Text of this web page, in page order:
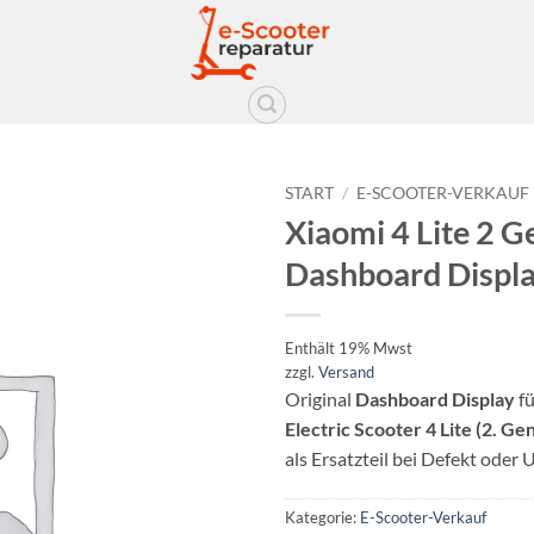
START / E-SCOOTER-VERKAUF
Xiaomi 4 Lite 2
Dashboard
Enthält 19% Mwst
zzgl. Versand
Original Dashboard Display
Electric Scooter 4 Lite (2.
als Ersatzteil bei Defekt oder
Kategorie: E-Scooter-Verkauf